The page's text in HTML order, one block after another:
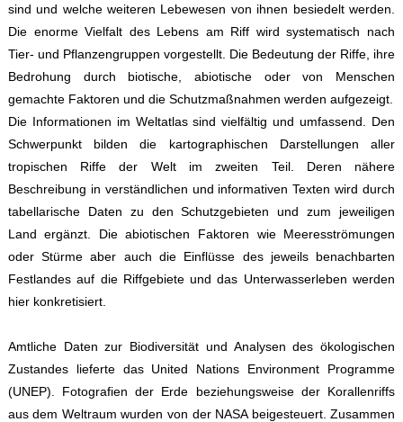
sind und welche weiteren Lebewesen von ihnen besiedelt werden.
Die enorme Vielfalt des Lebens am Riff wird systematisch nach
Tier- und Pflanzengruppen vorgestellt. Die Bedeutung der Riffe, ihre
Bedrohung durch biotische, abiotische oder von Menschen
gemachte Faktoren und die Schutzmaßnahmen werden aufgezeigt.
Die Informationen im Weltatlas sind vielfältig und umfassend. Den
Schwerpunkt bilden die kartographischen Darstellungen aller
tropischen Riffe der Welt im zweiten Teil. Deren nähere
Beschreibung in verständlichen und informativen Texten wird durch
tabellarische Daten zu den Schutzgebieten und zum jeweiligen
Land ergänzt. Die abiotischen Faktoren wie Meeresströmungen
oder Stürme aber auch die Einflüsse des jeweils benachbarten
Festlandes auf die Riffgebiete und das Unterwasserleben werden
hier konkretisiert.
Amtliche Daten zur Biodiversität und Analysen des ökologischen
Zustandes lieferte das United Nations Environment Programme
(UNEP). Fotografien der Erde beziehungsweise der Korallenriffs
aus dem Weltraum wurden von der NASA beigesteuert. Zusammen